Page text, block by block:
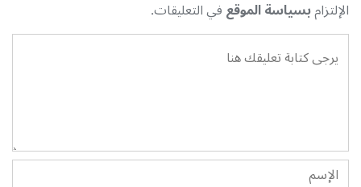
الإلتزامبسياسة الموقعفي التعليقات.